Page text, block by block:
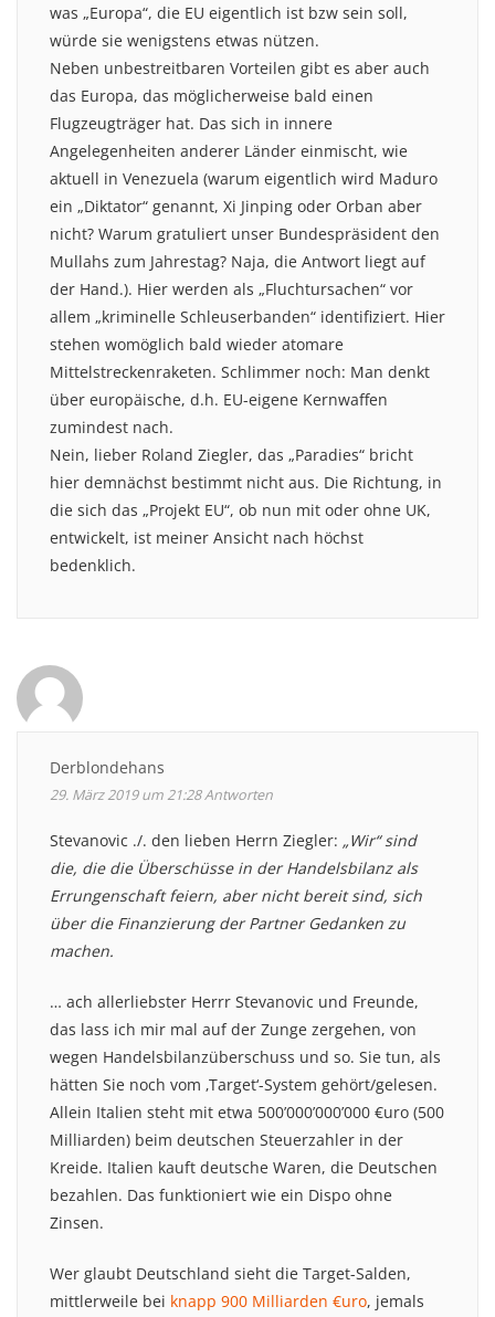
was „Europa“, die EU eigentlich ist bzw sein soll,
würde sie wenigstens etwas nützen.
Neben unbestreitbaren Vorteilen gibt es aber auch
das Europa, das möglicherweise bald einen
Flugzeugträger hat. Das sich in innere
Angelegenheiten anderer Länder einmischt, wie
aktuell in Venezuela (warum eigentlich wird Maduro
ein „Diktator“ genannt, Xi Jinping oder Orban aber
nicht? Warum gratuliert unser Bundespräsident den
Mullahs zum Jahrestag? Naja, die Antwort liegt auf
der Hand.). Hier werden als „Fluchtursachen“ vor
allem „kriminelle Schleuserbanden“ identifiziert. Hier
stehen womöglich bald wieder atomare
Mittelstreckenraketen. Schlimmer noch: Man denkt
über europäische, d.h. EU-eigene Kernwaffen
zumindest nach.
Nein, lieber Roland Ziegler, das „Paradies“ bricht
hier demnächst bestimmt nicht aus. Die Richtung, in
die sich das „Projekt EU“, ob nun mit oder ohne UK,
entwickelt, ist meiner Ansicht nach höchst
bedenklich.
Derblondehans
29. März 2019 um 21:28Antworten
Stevanovic ./. den lieben Herrn Ziegler: „Wir“ sind
die, die die Überschüsse in der Handelsbilanz als
Errungenschaft feiern, aber nicht bereit sind, sich
über die Finanzierung der Partner Gedanken zu
machen.
… ach allerliebster Herrr Stevanovic und Freunde,
das lass ich mir mal auf der Zunge zergehen, von
wegen Handelsbilanzüberschuss und so. Sie tun, als
hätten Sie noch vom ‚Target‘-System gehört/gelesen.
Allein Italien steht mit etwa 500’000’000’000 €uro (500
Milliarden) beim deutschen Steuerzahler in der
Kreide. Italien kauft deutsche Waren, die Deutschen
bezahlen. Das funktioniert wie ein Dispo ohne
Zinsen.
Wer glaubt Deutschland sieht die Target-Salden,
mittlerweile bei knapp 900 Milliarden €uro, jemals